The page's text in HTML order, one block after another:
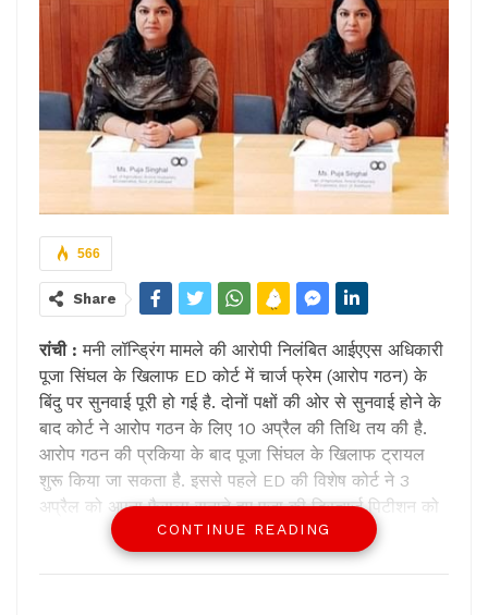
566
Share
रांची : मनी लॉन्ड्रिंग मामले की आरोपी निलंबित आईएएस अधिकारी
पूजा सिंघल के खिलाफ ED कोर्ट में चार्ज फ्रेम (आरोप गठन) के
बिंदु पर सुनवाई पूरी हो गई है. दोनों पक्षों की ओर से सुनवाई होने के
बाद कोर्ट ने आरोप गठन के लिए 10 अप्रैल की तिथि तय की है.
आरोप गठन की प्रकिया के बाद पूजा सिंघल के खिलाफ ट्रायल
शुरू किया जा सकता है. इससे पहले ED की विशेष कोर्ट ने 3
अप्रैल को अपना फैसला सुनाते हुए पूजा की डिस्चार्ज पिटीशन को
खारिज कर दिया था डिस्चार्ज याचिका खारिज होने से पूजा सिंघल
को बड़ा झटका लगा है. ईडी कोर्ट के विशेष न्यायाधीश पीके शर्मा की
CONTINUE READING